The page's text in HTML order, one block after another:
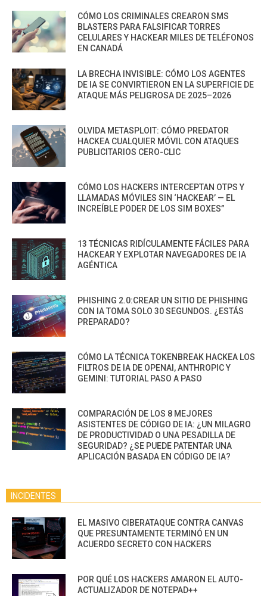
CÓMO LOS CRIMINALES CREARON SMS
BLASTERS PARA FALSIFICAR TORRES
CELULARES Y HACKEAR MILES DE TELÉFONOS
EN CANADÁ
LA BRECHA INVISIBLE: CÓMO LOS AGENTES
DE IA SE CONVIRTIERON EN LA SUPERFICIE DE
ATAQUE MÁS PELIGROSA DE 2025–2026
OLVIDA METASPLOIT: CÓMO PREDATOR
HACKEA CUALQUIER MÓVIL CON ATAQUES
PUBLICITARIOS CERO-CLIC
CÓMO LOS HACKERS INTERCEPTAN OTPS Y
LLAMADAS MÓVILES SIN ‘HACKEAR’ — EL
INCREÍBLE PODER DE LOS SIM BOXES”
13 TÉCNICAS RIDÍCULAMENTE FÁCILES PARA
HACKEAR Y EXPLOTAR NAVEGADORES DE IA
AGÉNTICA
PHISHING 2.0:CREAR UN SITIO DE PHISHING
CON IA TOMA SOLO 30 SEGUNDOS. ¿ESTÁS
PREPARADO?
CÓMO LA TÉCNICA TOKENBREAK HACKEA LOS
FILTROS DE IA DE OPENAI, ANTHROPIC Y
GEMINI: TUTORIAL PASO A PASO
COMPARACIÓN DE LOS 8 MEJORES
ASISTENTES DE CÓDIGO DE IA: ¿UN MILAGRO
DE PRODUCTIVIDAD O UNA PESADILLA DE
SEGURIDAD? ¿SE PUEDE PATENTAR UNA
APLICACIÓN BASADA EN CÓDIGO DE IA?
INCIDENTES
EL MASIVO CIBERATAQUE CONTRA CANVAS
QUE PRESUNTAMENTE TERMINÓ EN UN
ACUERDO SECRETO CON HACKERS
POR QUÉ LOS HACKERS AMARON EL AUTO-
ACTUALIZADOR DE NOTEPAD++